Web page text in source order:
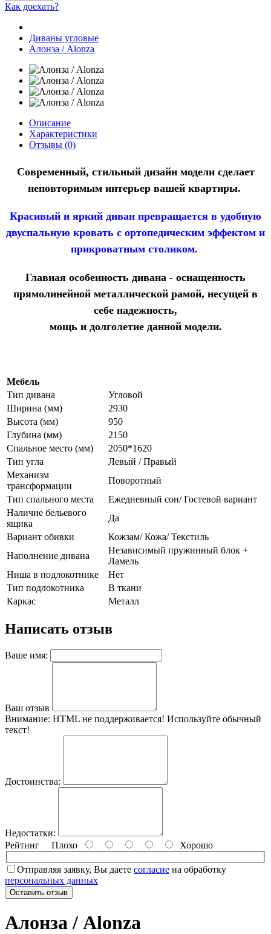
Как доехать?
Диваны угловые
Алонза / Alonza
Описание
Характеристики
Отзывы (0)
Современный, стильный дизайн модели сделает
неповторимым интерьер вашей квартиры.
Красивый и яркий диван превращается в удобную
двуспальную кровать с ортопедическим эффектом и
прикроватным столиком.
Главная особенность дивана - оснащенность
прямолинейной металлической рамой, несущей в
себе надежность,
мощь и долголетие данной модели.
Мебель
Тип дивана
Угловой
Ширина (мм)
2930
Высота (мм)
950
Глубина (мм)
2150
Спальное место (мм)
2050*1620
Тип угла
Левый / Правый
Механизм
трансформации
Поворотный
Тип спального места
Ежедневный сон/ Гостевой вариант
Наличие бельевого
ящика
Да
Вариант обивки
Кожзам/ Кожа/ Текстиль
Наполнение дивана
Независимый пружинный блок +
Ламель
Ниша в подлокотнике
Нет
Тип подлокотника
В ткани
Каркас
Металл
Написать отзыв
Ваше имя:
Ваш отзыв
Внимание: HTML не поддерживается! Используйте обычный
текст!
Достоинства:
Недостатки:
Рейтинг Плохо Хорошо
Отправляя заявку, Вы даете согласие на обработку
персональных данных
Оставить отзыв
Алонза / Alonza